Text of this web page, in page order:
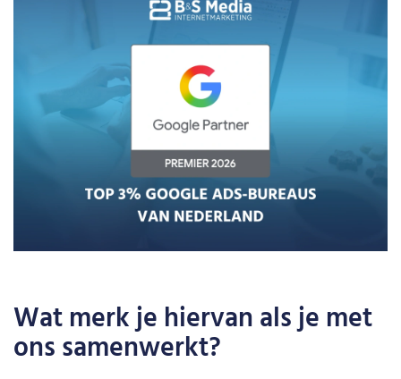
Wat merk je hiervan als je met
ons samenwerkt?